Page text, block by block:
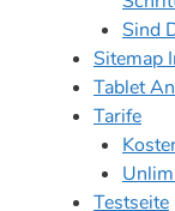
Sind
Sitemap
Tablet
Tarife
Testseite